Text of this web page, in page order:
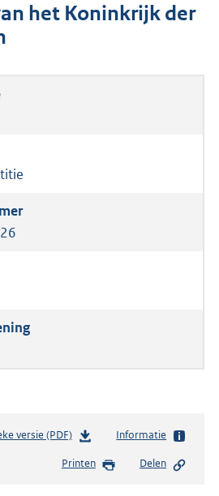
het Koninkrijk der
versie (PDF)b
s
Informatie
Printen Delen